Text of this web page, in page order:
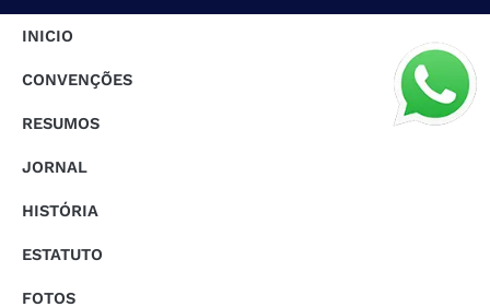
INICIO
CONVENÇÕES
RESUMOS
JORNAL
HISTÓRIA
ESTATUTO
FOTOS